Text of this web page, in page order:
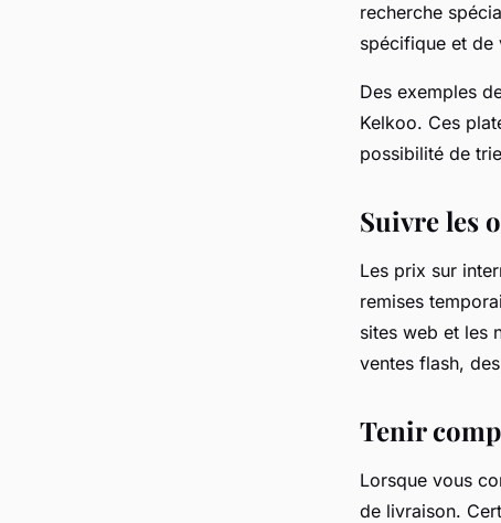
recherche
spécifique et de
Des exemples
Kelkoo. Ces
possibilité de
Suivre les
Les prix sur
remises
sites web et les
ventes flash,
Tenir
Lorsque vous
de livraison.